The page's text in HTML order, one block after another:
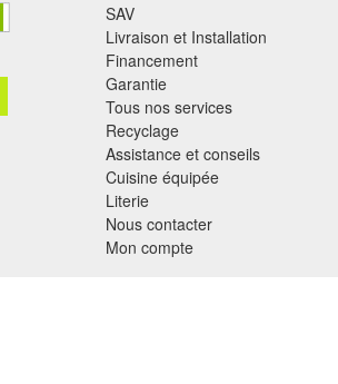
SAV
Livraison et Installation
Financement
Garantie
Tous nos services
Recyclage
Assistance et conseils
Cuisine équipée
Literie
Nous contacter
Mon compte